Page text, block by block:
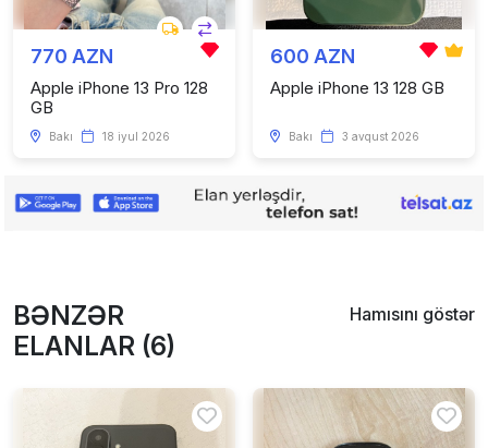
770 AZN
Apple iPhone 13 Pro 128
GB
Bakı 18 iyul 2026
600 AZN
Apple iPhone 13 128 GB
Bakı 3 avqust 2026
BƏNZƏR
ELANLAR (6)
Hamısını göstər